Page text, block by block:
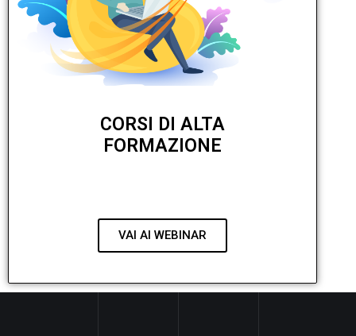
CORSI DI ALTA
FORMAZIONE
VAI AI WEBINAR